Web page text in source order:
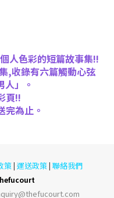
人色彩的短篇故事集!!
,收錄有六篇觸動心弦
」。
頁!!
完為止。
策| 運送政策 | 聯絡我們